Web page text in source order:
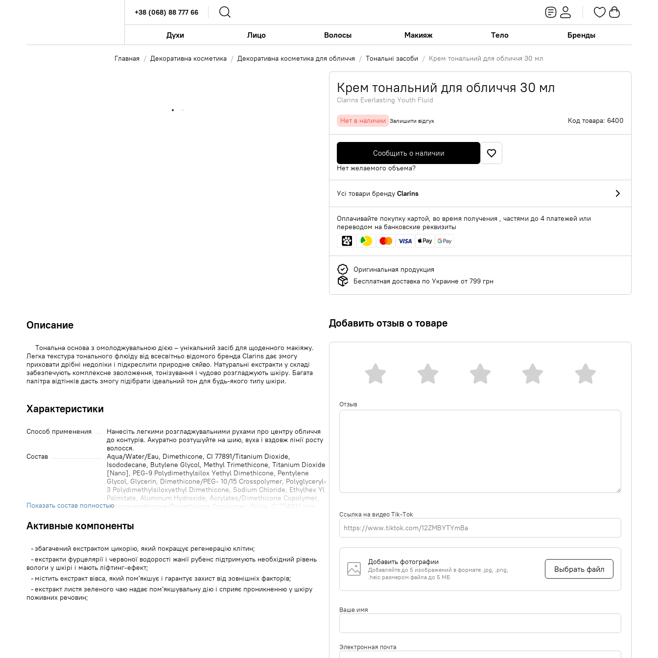
+38 (068) 88 777 66
Духи Лицо Волосы Макияж Тело Бренды
Главная Декоративна косметика Декоративна косметика для обличчя Тональні засоби Крем тональний для обличчя 30 мл
Крем тональний для обличчя 30 мл
Clarins Everlasting Youth Fluid
Нет в наличии Залишити відгук Код товара: 6400
Сообщить о наличии
Нет желаемого объема?
Усі товари бренду Clarins
Оплачивайте покупку картой, во время получения , частями до 4 платежей или
переводом на банковские реквизиты
Оригинальная продукция
Бесплатная доставка по Украине от 799 грн
Описание
Тональна основа з омолоджувальною дією – унікальний засіб для щоденного макіяжу.
Легка текстура тонального флюїду від всесвітньо відомого бренда Clarins дає змогу
приховати дрібні недоліки і підкреслити природне сяйво. Натуральні екстракти у складі
забезпечують комплексне зволоження, тонізування і чудово розгладжують шкіру. Багата
палітра відтінків дасть змогу підібрати ідеальний тон для будь-якого типу шкіри.
Характеристики
Способ применения
Нанесіть легкими розгладжувальними рухами про центру обличчя
до контурів. Акуратно розтушуйте на шию, вуха і вздовж лінії росту
волосся.
Состав
Aqua/Water/Eau, Dimethicone, CI 77891/Titanium Dioxide,
Isododecane, Butylene Glycol, Methyl Trimethicone, Titanium Dioxide
[Nano], PEG-9 Polydimethylsilox Yethyl Dimethicone, Pentylene
Glycol, Glycerin, Dimethicone/PEG- 10/15 Crosspolymer, Polyglyceryl-
3 Polydimethylsiloxyethyl Dimethicone, Sodium Chloride, Ethylhex Yl
Palmitate, Aluminum Hydroxide, Acrylates/Dimethicone Copolymer,
Stearoxymethicone/Dimethicone Copolymer, Silica, CI 77492/ Iron
Disteardimonium Hectorite, CI 77491/Iron Oxides,
Triethoxycaprylylsilane, Synthetic Fluorphlogopite, Propylene
Oxides, Avena Sativa (Oat) Kernel Extract, Disodium EDTA,
Hydroxyethyl Urea, Dimethiconol, Dipropylene Glycol,
Trihydroxystearin, Phenoxyethanol, Sodium Citrate, Algin, Sodium
Benzoate, Acacia Senegal Gum, Jania Rubens Extract, Cichorium
Intybus (Chicory) Leaf Extract, Furcellaria Lumbricalis Extract,
Hexylene Glycol, Sodium Hyaluronate, Camellia Sinensis Leaf Extract,
Показать состав полностью
Активные компоненты
збагачений екстрактом цикорію, який покращує регенерацію клітин;
екстракти фурцелярії і червоної водорості жанії рубенс підтримують необхідний рівень
вологи у шкірі і мають ліфтинг-ефект;
містить екстракт вівса, який пом'якшує і гарантує захист від зовнішніх факторів;
екстракт листя зеленого чаю надає пом'якшувальну дію і сприяє проникненню у шкіру
поживних речовин;
Добавить отзыв о товаре
Отзыв
Ссылка на видео Tik-Tok
Добавить фотографии
Добавляйте до 5 изображений в формате .jpg, .png,
.heic размером файла до 5 МБ
Выбрать файл
Ваше имя
Электронная почта